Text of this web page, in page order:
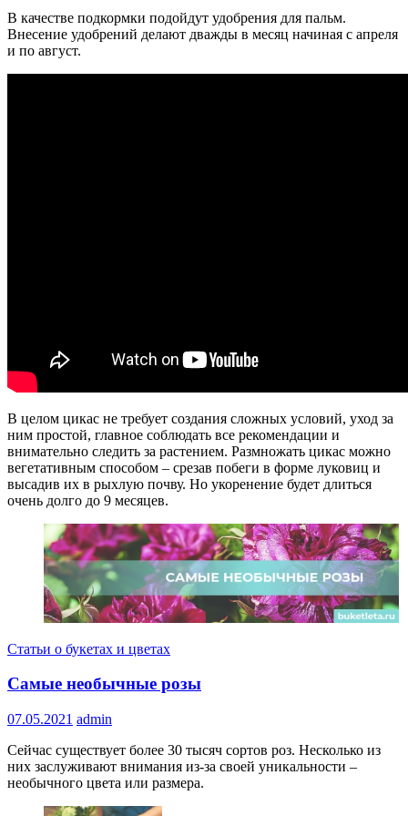
В качестве подкормки подойдут удобрения для пальм.
Внесение удобрений делают дважды в месяц начиная с апреля
и по август.
В целом цикас не требует создания сложных условий, уход за
ним простой, главное соблюдать все рекомендации и
внимательно следить за растением. Размножать цикас можно
вегетативным способом – срезав побеги в форме луковиц и
высадив их в рыхлую почву. Но укоренение будет длиться
очень долго до 9 месяцев.
Статьи о букетах и цветах
Самые необычные розы
07.05.2021 admin
Сейчас существует более 30 тысяч сортов роз. Несколько из
них заслуживают внимания из-за своей уникальности –
необычного цвета или размера.